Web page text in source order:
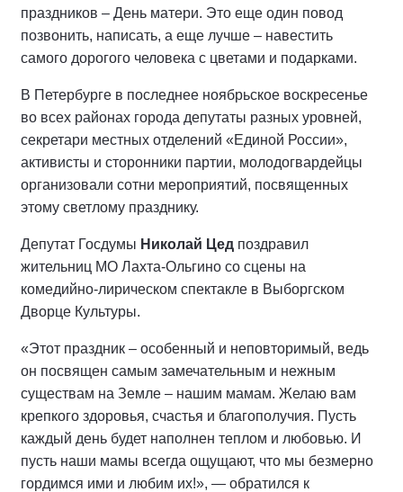
праздников – День матери. Это еще один повод
позвонить, написать, а еще лучше – навестить
самого дорогого человека с цветами и подарками.
В Петербурге в последнее ноябрьское воскресенье
во всех районах города депутаты разных уровней,
секретари местных отделений «Единой России»,
активисты и сторонники партии, молодогвардейцы
организовали сотни мероприятий, посвященных
этому светлому празднику.
Депутат Госдумы Николай Цед поздравил
жительниц МО Лахта-Ольгино со сцены на
комедийно-лирическом спектакле в Выборгском
Дворце Культуры.
«Этот праздник – особенный и неповторимый, ведь
он посвящен самым замечательным и нежным
существам на Земле – нашим мамам. Желаю вам
крепкого здоровья, счастья и благополучия. Пусть
каждый день будет наполнен теплом и любовью. И
пусть наши мамы всегда ощущают, что мы безмерно
гордимся ими и любим их!», — обратился к